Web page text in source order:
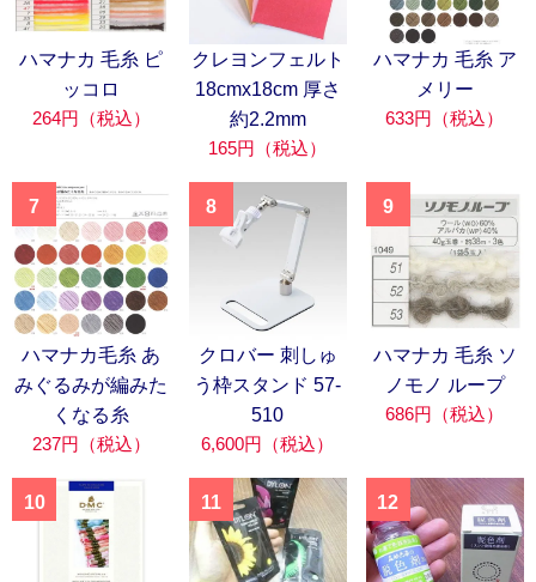
ハマナカ 毛糸 ピ
ッコロ
264円（税込）
クレヨンフェルト
18cmx18cm 厚さ
約2.2mm
165円（税込）
ハマナカ 毛糸 ア
メリー
633円（税込）
7
ハマナカ毛糸 あ
みぐるみが編みた
くなる糸
237円（税込）
8
クロバー 刺しゅ
う枠スタンド 57-
510
6,600円（税込）
9
ハマナカ 毛糸 ソ
ノモノ ループ
686円（税込）
10 11 12